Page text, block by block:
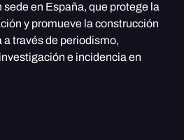
sede en España, que protege la
y promueve la construcción
través de periodismo,
e incidencia en